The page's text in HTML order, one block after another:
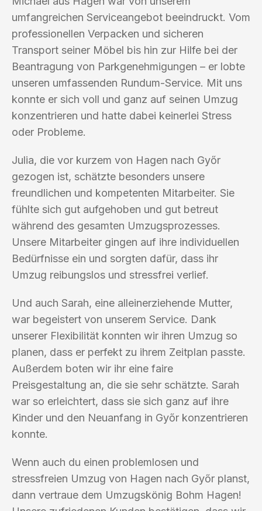
umfangreichen Serviceangebot beeindruckt. Vom
professionellen Verpacken und sicheren
Transport seiner Möbel bis hin zur Hilfe bei der
Beantragung von Parkgenehmigungen – er lobte
unseren umfassenden Rundum-Service. Mit uns
konnte er sich voll und ganz auf seinen Umzug
konzentrieren und hatte dabei keinerlei Stress
oder Probleme.
Julia, die vor kurzem von Hagen nach Győr
gezogen ist, schätzte besonders unsere
freundlichen und kompetenten Mitarbeiter. Sie
fühlte sich gut aufgehoben und gut betreut
während des gesamten Umzugsprozesses.
Unsere Mitarbeiter gingen auf ihre individuellen
Bedürfnisse ein und sorgten dafür, dass ihr
Umzug reibungslos und stressfrei verlief.
Und auch Sarah, eine alleinerziehende Mutter,
war begeistert von unserem Service. Dank
unserer Flexibilität konnten wir ihren Umzug so
planen, dass er perfekt zu ihrem Zeitplan passte.
Außerdem boten wir ihr eine faire
Preisgestaltung an, die sie sehr schätzte. Sarah
war so erleichtert, dass sie sich ganz auf ihre
Kinder und den Neuanfang in Győr konzentrieren
konnte.
Wenn auch du einen problemlosen und
stressfreien Umzug von Hagen nach Győr planst,
dann vertraue dem Umzugskönig Bohm Hagen!